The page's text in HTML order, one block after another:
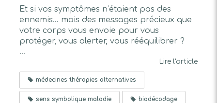
Et si vos symptômes n’étaient pas des
ennemis… mais des messages précieux que
votre corps vous envoie pour vous
protéger, vous alerter, vous rééquilibrer ?
...
Lire l'article
médecines thérapies alternatives
sens symbolique maladie biodécodage